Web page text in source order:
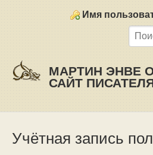
Login links
Имя
МАРТИН ЭНВЕ
САЙТ
Учётная запись